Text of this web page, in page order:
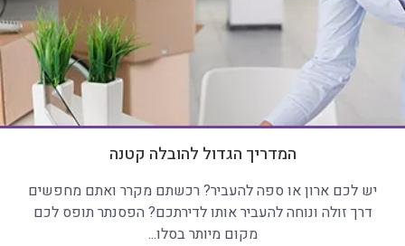
המדריך הגדול להובלה קטנה
יש לכם ארון או ספה להעביר? רכשתם מקרר ואתם מחפשים
דרך זולה ונוחה להעביר אותו לדירתכם? הפסנתר תופס לכם
מקום מיותר בסלו...